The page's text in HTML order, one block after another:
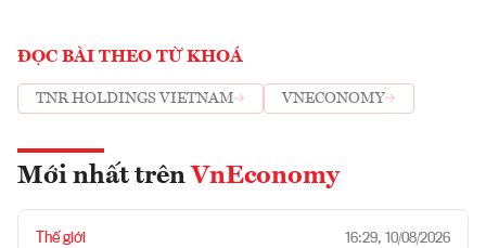
ĐỌC BÀI THEO TỪ KHOÁ
TNR HOLDINGS VIETNAM VNECONOMY
Mới nhất trên VnEconomy
Thế giới 16:29, 10/08/2026